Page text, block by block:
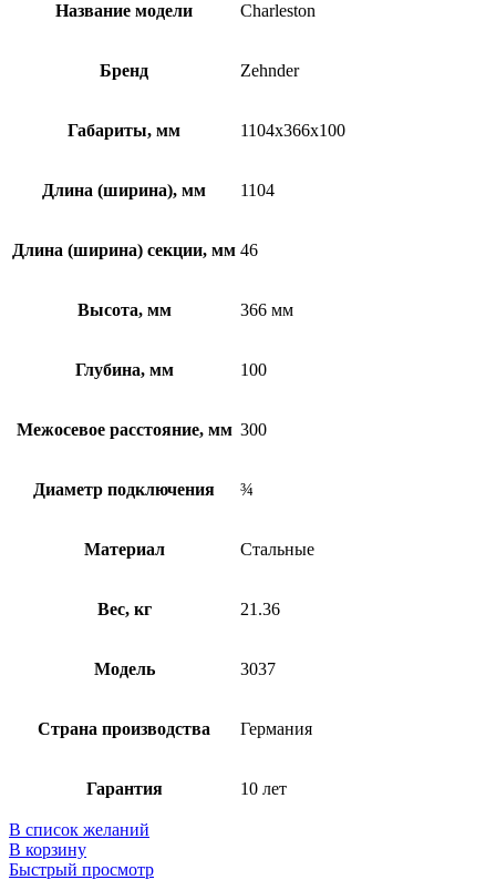
Название модели Charleston
Бренд Zehnder
Габариты, мм 1104x366x100
Длина (ширина), мм 1104
Длина (ширина) секции, мм 46
Высота, мм 366 мм
Глубина, мм 100
Межосевое расстояние, мм 300
Диаметр подключения ¾
Материал Стальные
Вес, кг 21.36
Модель 3037
Страна производства Германия
Гарантия 10 лет
В список желаний
В корзину
Быстрый просмотр